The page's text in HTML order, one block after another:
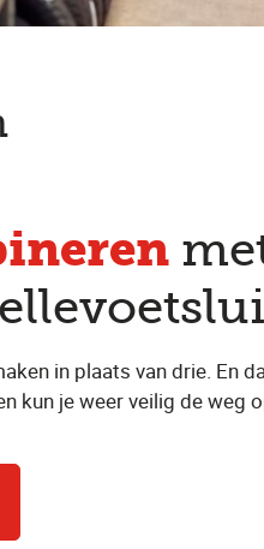
in plaats van drie. En
kun je weer veilig de weg